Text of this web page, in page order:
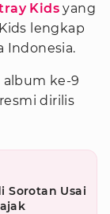
Kids yang
lengkap
Indonesia.
album ke-9
dirilis
Sorotan Usai